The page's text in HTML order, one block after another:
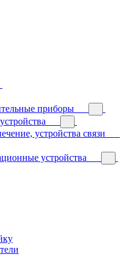
приборы
устройства связи
устройства